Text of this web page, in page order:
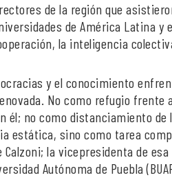
de la región que
de América Latina y
la inteligencia
y el conocimiento
No como refugio frente
él; no como distanciamiento
estática, sino como tarea
Calzoni; la vicepresidenta de
Autónoma de Puebla